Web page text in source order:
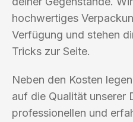
hochwertiges
Verfügung und stehen
Tricks zur Seite.
Neben den Kosten
auf die Qualität unserer
professionellen und